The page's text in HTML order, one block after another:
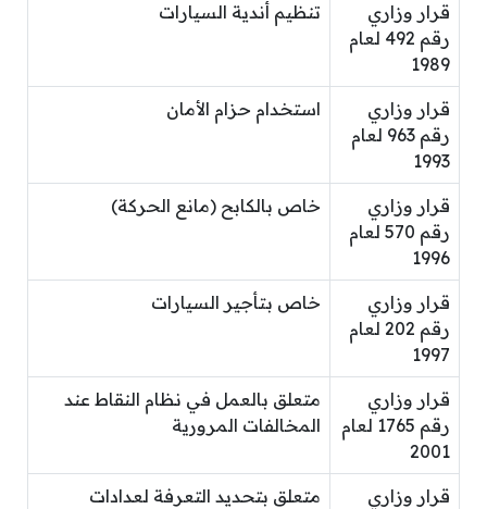
قرار وزاري
رقم 492 لعام
1989
تنظيم أندية السيارات
قرار وزاري
رقم 963 لعام
1993
استخدام حزام الأمان
قرار وزاري
رقم 570 لعام
1996
خاص بالكابح (مانع الحركة)
قرار وزاري
رقم 202 لعام
1997
خاص بتأجير السيارات
قرار وزاري
رقم 1765 لعام
2001
متعلق بالعمل في نظام النقاط عند
المخالفات المرورية
قرار وزاري
متعلق بتحديد التعرفة لعدادات